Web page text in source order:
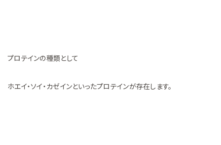
プロテインの種類として
ホエイ・ソイ・カゼインといったプロテインが存在します。